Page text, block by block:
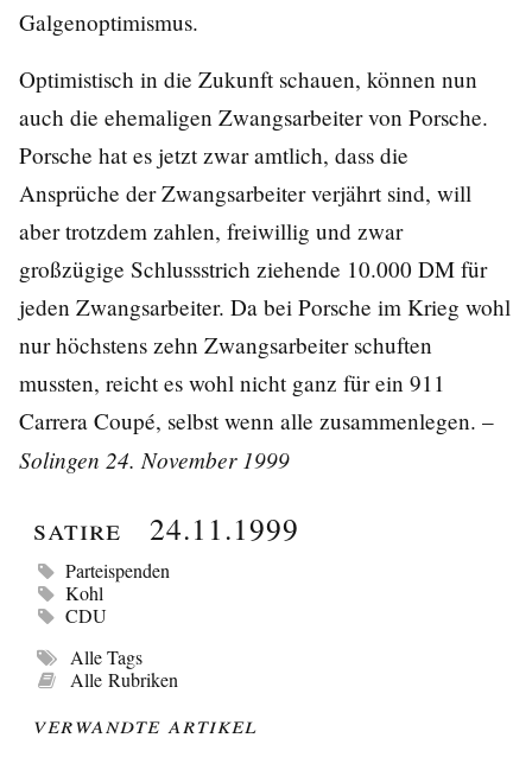
Galgenoptimismus.
Optimistisch in die Zukunft schauen, können nun
auch die ehemaligen Zwangsarbeiter von Porsche.
Porsche hat es jetzt zwar amtlich, dass die
Ansprüche der Zwangsarbeiter verjährt sind, will
aber trotzdem zahlen, freiwillig und zwar
großzügige Schlussstrich ziehende 10.000 DM für
jeden Zwangsarbeiter. Da bei Porsche im Krieg wohl
nur höchstens zehn Zwangsarbeiter schuften
mussten, reicht es wohl nicht ganz für ein 911
Carrera Coupé, selbst wenn alle zusammenlegen. –
Solingen 24. November 1999
Satire 24.11.1999
Parteispenden
Kohl
CDU
Alle Tags
Alle Rubriken
Verwandte Artikel